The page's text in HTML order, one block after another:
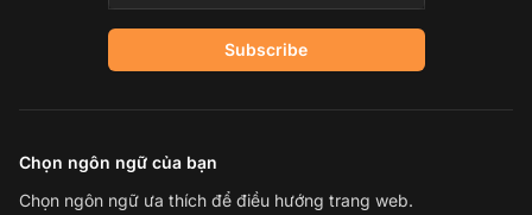
Subscribe
Chọn ngôn ngữ của bạn
Chọn ngôn ngữ ưa thích để điều hướng trang web.